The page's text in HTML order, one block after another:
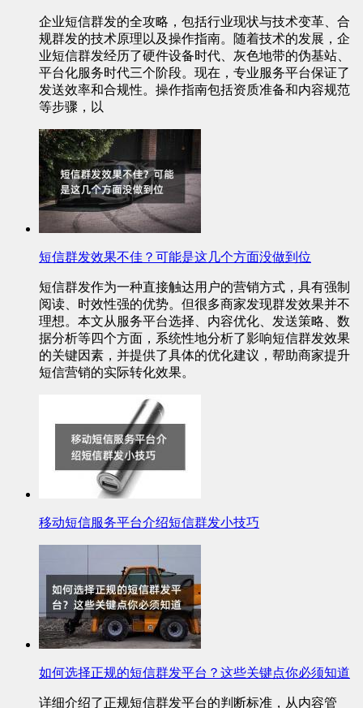
企业短信群发的全攻略，包括行业现状与技术变革、合
规群发的技术原理以及操作指南。随着技术的发展，企
业短信群发经历了硬件设备时代、灰色地带的伪基站、
平台化服务时代三个阶段。现在，专业服务平台保证了
发送效率和合规性。操作指南包括资质准备和内容规范
等步骤，以
短信群发效果不佳？可能是这几个方面没做到位
短信群发作为一种直接触达用户的营销方式，具有强制
阅读、时效性强的优势。但很多商家发现群发效果并不
理想。本文从服务平台选择、内容优化、发送策略、数
据分析等四个方面，系统性地分析了影响短信群发效果
的关键因素，并提供了具体的优化建议，帮助商家提升
短信营销的实际转化效果。
移动短信服务平台介绍短信群发小技巧
如何选择正规的短信群发平台？这些关键点你必须知道
详细介绍了正规短信群发平台的判断标准，从内容管